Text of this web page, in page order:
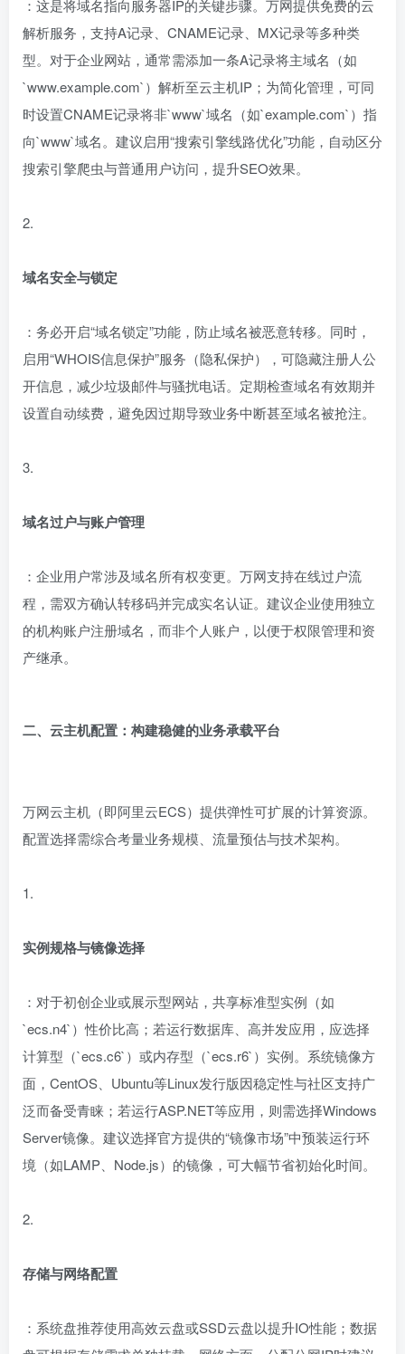
：这是将域名指向服务器IP的关键步骤。万网提供免费的云
解析服务，支持A记录、CNAME记录、MX记录等多种类
型。对于企业网站，通常需添加一条A记录将主域名（如
`www.example.com`）解析至云主机IP；为简化管理，可同
时设置CNAME记录将非`www`域名（如`example.com`）指
向`www`域名。建议启用“搜索引擎线路优化”功能，自动区分
搜索引擎爬虫与普通用户访问，提升SEO效果。
2.
域名安全与锁定
：务必开启“域名锁定”功能，防止域名被恶意转移。同时，
启用“WHOIS信息保护”服务（隐私保护），可隐藏注册人公
开信息，减少垃圾邮件与骚扰电话。定期检查域名有效期并
设置自动续费，避免因过期导致业务中断甚至域名被抢注。
3.
域名过户与账户管理
：企业用户常涉及域名所有权变更。万网支持在线过户流
程，需双方确认转移码并完成实名认证。建议企业使用独立
的机构账户注册域名，而非个人账户，以便于权限管理和资
产继承。
二、云主机配置：构建稳健的业务承载平台
万网云主机（即阿里云ECS）提供弹性可扩展的计算资源。
配置选择需综合考量业务规模、流量预估与技术架构。
1.
实例规格与镜像选择
：对于初创企业或展示型网站，共享标准型实例（如
`ecs.n4`）性价比高；若运行数据库、高并发应用，应选择
计算型（`ecs.c6`）或内存型（`ecs.r6`）实例。系统镜像方
面，CentOS、Ubuntu等Linux发行版因稳定性与社区支持广
泛而备受青睐；若运行ASP.NET等应用，则需选择Windows
Server镜像。建议选择官方提供的“镜像市场”中预装运行环
境（如LAMP、Node.js）的镜像，可大幅节省初始化时间。
2.
存储与网络配置
：系统盘推荐使用高效云盘或SSD云盘以提升IO性能；数据